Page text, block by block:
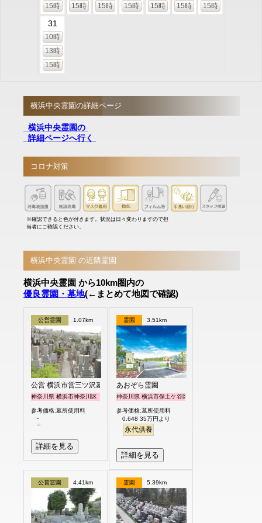
15時
15時
15時
15時
15時
15時
15時
31
10時
13時
15時
横浜中央霊園の詳細ページ
横浜中央霊園の
詳細ページへ行く
コロナ対策
※確認できると色が付きます。状況は日々変わりますので担
当者にご確認ください。
横浜中央霊園 の近隣霊園
横浜中央霊園 から10km圏内の
優良霊園・墓地(←まとめて地図で確認)
公営霊園 1.07km
公営 横浜市営三ツ沢墓地
神奈川県 横浜市神奈川区
参考価格:墓所使用料
-
詳細を見る
霊園 3.51km
あおぞら霊園
神奈川県 横浜市保土ケ谷区
参考価格:墓所使用料
0.648 35万円より
永代供養
詳細を見る
公営霊園 4.41km 霊園 5.39km